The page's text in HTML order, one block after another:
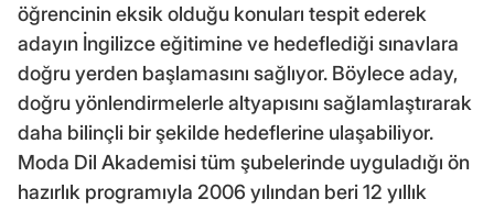
öğrencinin eksik olduğu konuları tespit ederek
adayın İngilizce eğitimine ve hedeflediği sınavlara
doğru yerden başlamasını sağlıyor. Böylece aday,
doğru yönlendirmelerle altyapısını sağlamlaştırarak
daha bilinçli bir şekilde hedeflerine ulaşabiliyor.
Moda Dil Akademisi tüm şubelerinde uyguladığı ön
hazırlık programıyla 2006 yılından beri 12 yıllık